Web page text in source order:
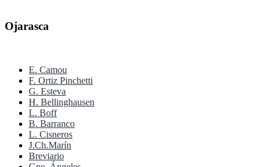
Ojarasca
E. Camou
F. Ortiz Pinchetti
G. Esteva
H. Bellinghausen
L. Boff
B. Barranco
L. Cisneros
J.Ch.Marín
Breviario